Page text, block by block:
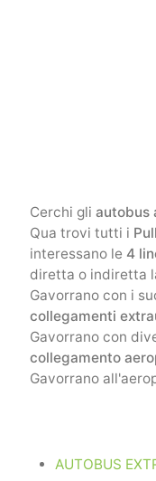
Cerchi gli autobus
Qua trovi tutti i
interessano le 4
diretta o indiretta
Gavorrano con i
collegamenti
Gavorrano con
collegamento
Gavorrano
AUTOBUS